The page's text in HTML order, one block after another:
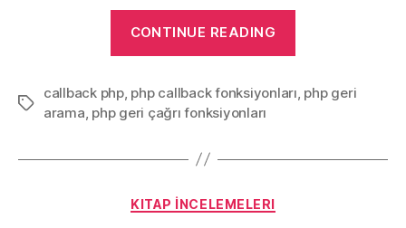
CONTINUE READING
Geri
Tags
callback php, php callback fonksiyonları php geri
arama php geri çağrı fonksiyonları
Categories
KITAP İNCELEMELERI